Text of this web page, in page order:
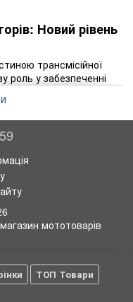
Новий рівень
трансмісійної
роль у забезпеченні
передніх варіаторів,
скутерів, а також
компонента для
компонентами у
передачі
скутеру
швидкість.
може значно
менш економічним і
мототоварів
ТОП Товари